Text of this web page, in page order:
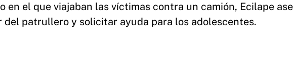
en el que viajaban las víctimas contra un camión, Ecilape
del patrullero y solicitar ayuda para los adolescentes.